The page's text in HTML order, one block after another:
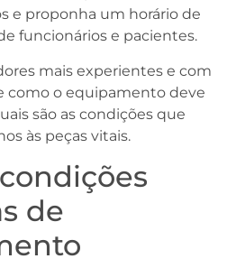
e proponha um horário de
funcionários e pacientes.
mais experientes e com
como o equipamento deve
são as condições que
às peças vitais.
de